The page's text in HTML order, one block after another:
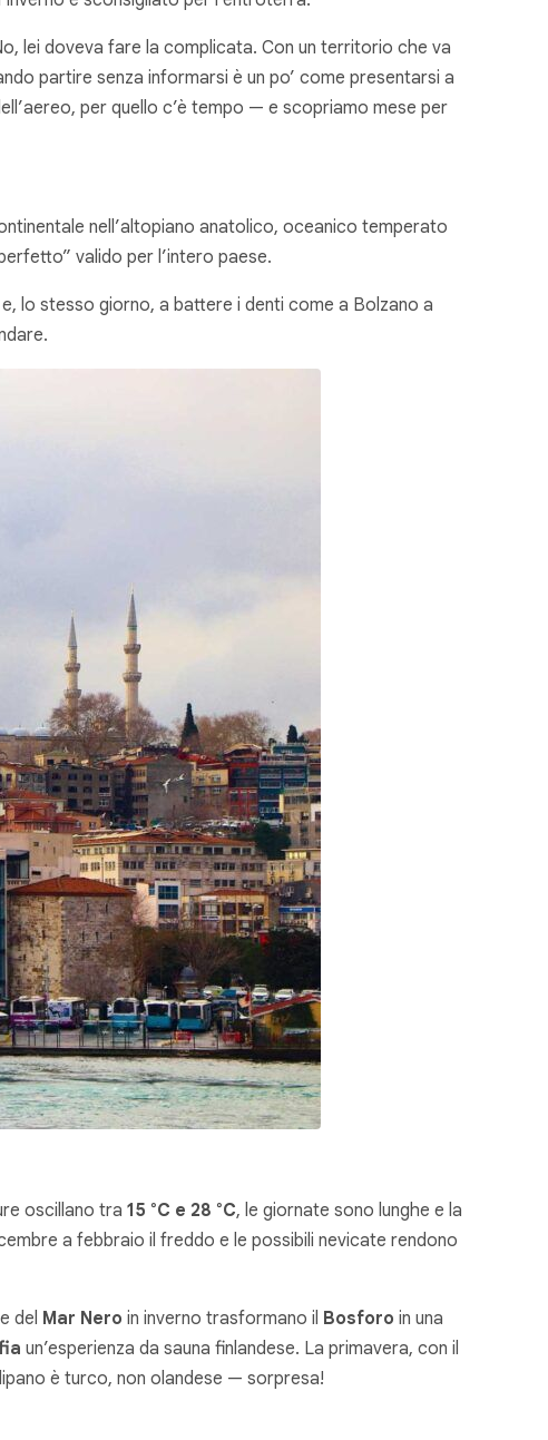
lei doveva fare la complicata. Con un territorio che va
partire senza informarsi è un po’ come presentarsi a
per quello c’è tempo — e scopriamo mese per
nell’altopiano anatolico, oceanico temperato
valido per l’intero paese.
e, lo stesso giorno, a battere i denti come a Bolzano a
oscillano tra 15 °C e 28 °C, le giornate sono lunghe e la
a febbraio il freddo e le possibili nevicate rendono
del Mar Nero in inverno trasformano il Bosforo in una
un’esperienza da sauna finlandese. La primavera, con il
è turco, non olandese — sorpresa!